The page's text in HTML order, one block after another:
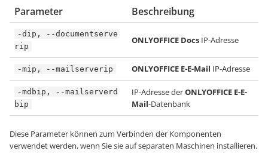
Parameter Beschreibung
-dip, --documentserve
rip
ONLYOFFICE Docs IP-Adresse
-mip, --mailserverip ONLYOFFICE E-E-Mail IP-Adresse
-mdbip, --mailserverd
bip
IP-Adresse derONLYOFFICE E-E-
Mail-Datenbank
Diese Parameter können zum Verbinden der Komponenten
verwendet werden, wenn Sie sie auf separaten Maschinen installieren.